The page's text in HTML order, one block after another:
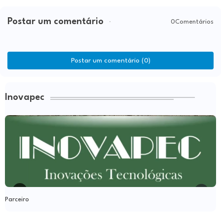
Postar um comentário 0Comentários
Postar um comentário (0)
Inovapec
Parceiro